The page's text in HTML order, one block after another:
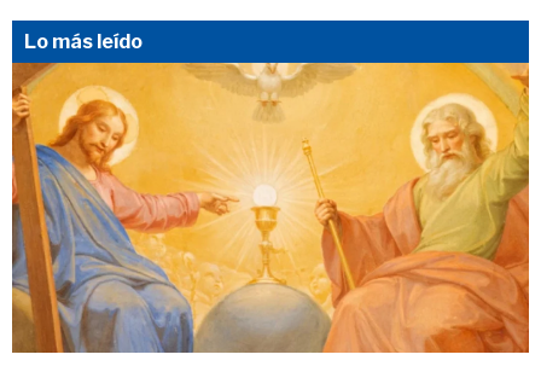
Lo más leído